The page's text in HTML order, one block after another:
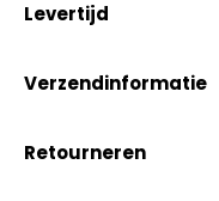
Levertijd
Verzendinformatie
Retourneren